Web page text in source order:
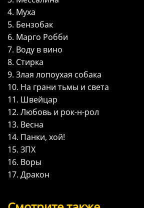
4. Муха
5. Бензобак
6. Марго Робби
7. Воду в вино
8. Стирка
9. Злая лопоухая собака
10. На грани тьмы и света
11. Швейцар
12. Любовь и рок-н-рол
13. Весна
14. Панки, хой!
15. ЗПХ
16. Воры
17. Дракон